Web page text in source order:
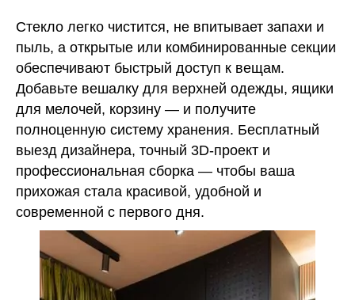
Стекло легко чистится, не впитывает запахи и
пыль, а открытые или комбинированные секции
обеспечивают быстрый доступ к вещам.
Добавьте вешалку для верхней одежды, ящики
для мелочей, корзину — и получите
полноценную систему хранения. Бесплатный
выезд дизайнера, точный 3D-проект и
профессиональная сборка — чтобы ваша
прихожая стала красивой, удобной и
современной с первого дня.